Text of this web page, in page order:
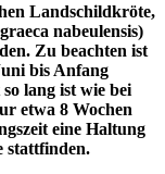
Landschildkröte,
nabeulensis)
Zu beachten ist
bis Anfang
lang ist wie bei
etwa 8 Wochen
eine Haltung
stattfinden.